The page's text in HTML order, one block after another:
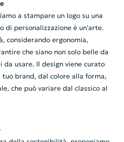
a stampare un logo su una
di personalizzazione è un'arte.
considerando ergonomia,
che siano non solo belle da
da usare. Il design viene curato
brand, dal colore alla forma,
che può variare dal classico al